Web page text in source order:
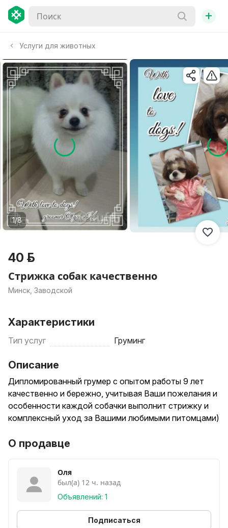
+
Услуги для животных
1/8
40 р.
Стрижка собак качественно
Минск, Заводской
Характеристики
Тип услуг Груминг
Описание
Дипломированный грумер с опытом работы 9 лет
качественно и бережно, учитывая Ваши пожелания и
особенности каждой собачки выполнит стрижку и
комплексный уход за Вашими любимыми питомцами)
О продавце
Оля
был(а) 12 ч. назад
Объявлений: 1
Подписаться